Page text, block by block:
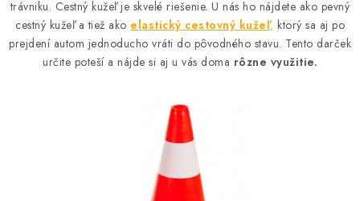
trávniku. Cestný kužeľ je skvelé riešenie. U nás ho nájdete ako pevný
cestný kužeľ a tiež ako elastický cestovný kužeľ, ktorý sa aj po
prejdení autom jednoducho vráti do pôvodného stavu. Tento darček
určite poteší a nájde si aj u vás doma rôzne využitie.